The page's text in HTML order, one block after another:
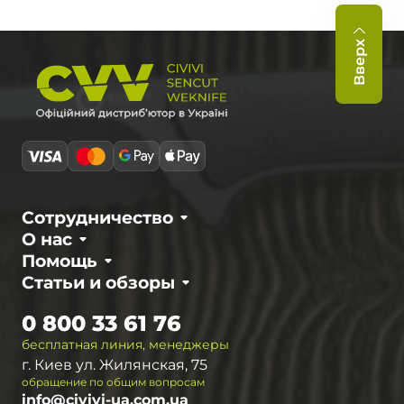
Вверх
О нас
Сотрудничество
Статьи и обзоры
Помощь
бесплатная линия, менеджеры
0 800 33 61 76
г. Киев ул. Жилянская, 75
обращение по общим вопросам
info@civivi-ua.com.ua